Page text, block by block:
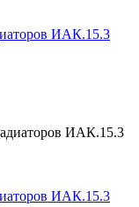
ИАК.15.3
ИАК.15.3